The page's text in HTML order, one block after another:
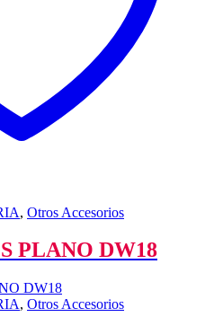
, Otros Accesorios
PLANO DW18
, Otros Accesorios